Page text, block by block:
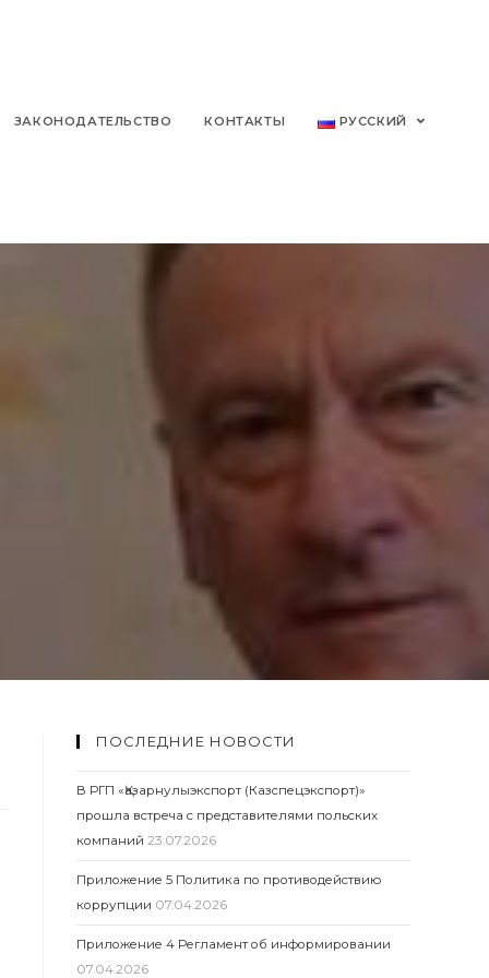
ЗАКОНОДАТЕЛЬСТВО КОНТАКТЫ РУССКИЙ
ПОСЛЕДНИЕ НОВОСТИ
В РГП «Қазарнулыэкспорт (Казспецэкспорт)»
прошла встреча с представителями польских
компаний 23.07.2026
Приложение 5 Политика по противодействию
коррупции 07.04.2026
Приложение 4 Регламент об информировании
07.04.2026